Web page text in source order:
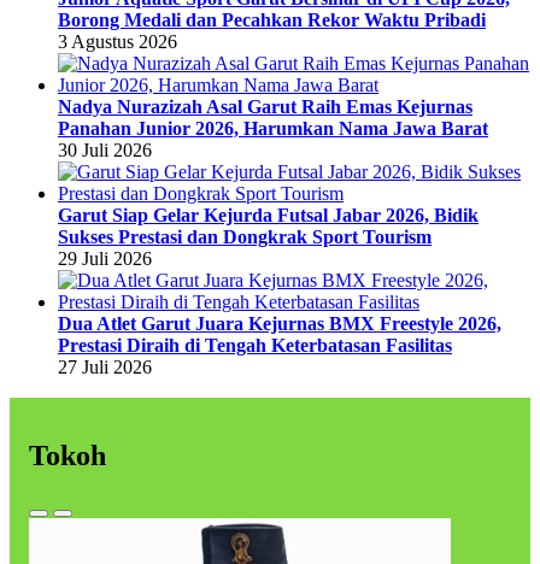
Borong Medali dan Pecahkan Rekor Waktu Pribadi
3 Agustus 2026
Nadya Nurazizah Asal Garut Raih Emas Kejurnas
Panahan Junior 2026, Harumkan Nama Jawa Barat
30 Juli 2026
Garut Siap Gelar Kejurda Futsal Jabar 2026, Bidik
Sukses Prestasi dan Dongkrak Sport Tourism
29 Juli 2026
Dua Atlet Garut Juara Kejurnas BMX Freestyle 2026,
Prestasi Diraih di Tengah Keterbatasan Fasilitas
27 Juli 2026
Tokoh